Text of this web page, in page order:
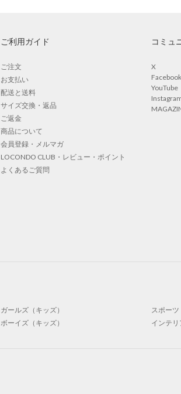
ご利用ガイド
ご注文
お支払い
配送と送料
サイズ交換・返品
ご返金
商品について
会員登録・メルマガ
LOCONDO CLUB・レビュー・ポイント
よくあるご質問
コミュ
X
Facebook
YouTube
ガールズ（キッズ）
ボーイズ（キッズ）
スポー
インテ